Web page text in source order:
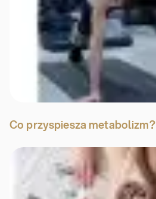
Co przyspiesza metabolizm?